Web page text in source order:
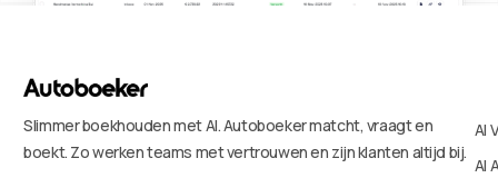
Slimmer boekhouden met AI. Autoboeker matcht, vraagt en
boekt. Zo werken teams met vertrouwen en zijn klanten altijd bij.
AI
AI